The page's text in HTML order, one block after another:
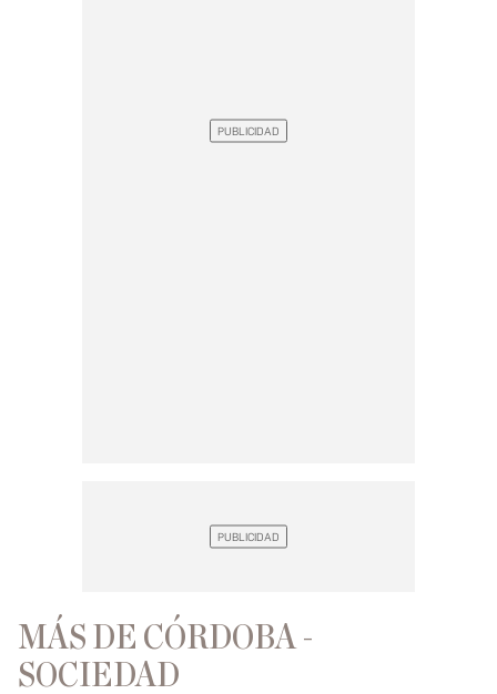
MÁS DE CÓRDOBA -
SOCIEDAD